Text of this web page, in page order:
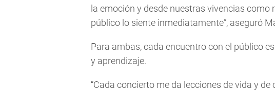
la emoción y desde nuestras vivencias como
público lo siente inmediatamente”, aseguró
Para ambas, cada encuentro con el público
y aprendizaje.
“Cada concierto me da lecciones de vida y